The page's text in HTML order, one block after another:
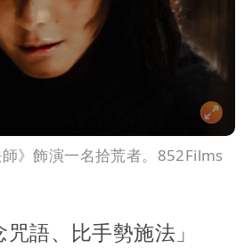
》飾演一名拾荒者。852Films
語、比手勢施法」